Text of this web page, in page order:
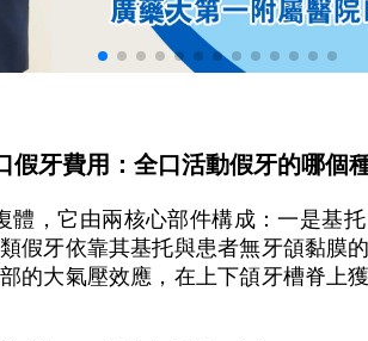
假牙費用：全口活動假牙的哪個
體，它由兩核心部件構成：一是基
假牙依靠其基托與患者無牙頜黏膜
的大氣壓效應，在上下頜牙槽脊上